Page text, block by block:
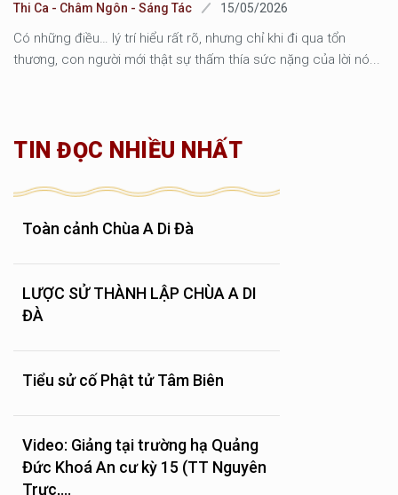
Thi Ca - Châm Ngôn - Sáng Tác 15/05/2026
Có những điều… lý trí hiểu rất rõ, nhưng chỉ khi đi qua tổn
thương, con người mới thật sự thấm thía sức nặng của lời nó...
TIN ĐỌC NHIỀU NHẤT
Toàn cảnh Chùa A Di Đà
LƯỢC SỬ THÀNH LẬP CHÙA A DI
ĐÀ
Tiểu sử cố Phật tử Tâm Biên
Video: Giảng tại trường hạ Quảng
Đức Khoá An cư kỳ 15 (TT Nguyên
Trực,...